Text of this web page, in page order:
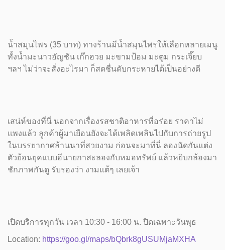
น้ำสมุนไพร (35 บาท) ทางร้านมีน้ำสมุนไพรให้เลือกหลายเมนู
ทั้งน้ำมะนาวอัญชัน เก๊กฮวย มะขามป้อม มะตูม กระเจี๊ยบ
ฯลฯ ไม่ว่าจะสั่งอะไรมา ก็สดชื่นดับกระหายได้เป็นอย่างดี
เสน่ห์ของที่นี่ นอกจากเรื่องรสชาติอาหารที่อร่อย ราคาไม่
แพงแล้ว ลูกค้าผู้มาเยือนยังจะได้เพลิดเพลินไปกับการถ่ายรูป
ในบรรยากาศล้านนาที่สวยงาม ก่อนจะมาที่นี่ ลองนัดกันแต่ง
ตัวย้อนยุคแบบอีนายกาสะลองกับหมอทรัพย์ แล้วหยิบกล้องมา
ชักภาพกันดู รับรองว่า งามแต้ๆ เลยเจ้า
เปิดบริการทุกวัน เวลา 10:30 - 16:00 น. ปิดเฉพาะวันพุธ
Location: https://goo.gl/maps/bQbrk8gUSUMjaMXHA